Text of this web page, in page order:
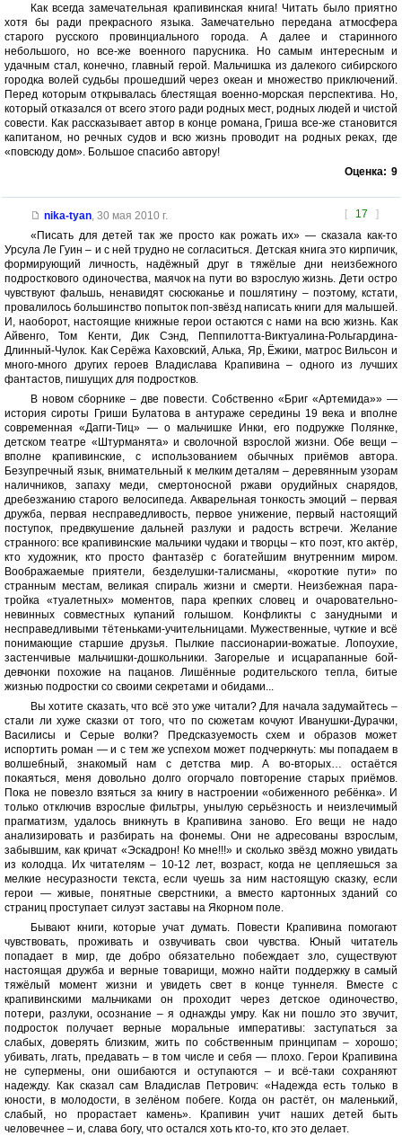
Как всегда замечательная крапивинская книга! Читать было приятно
хотя бы ради прекрасного языка. Замечательно передана атмосфера
старого русского провинциального города. А далее и старинного
небольшого, но все-же военного парусника. Но самым интересным и
удачным стал, конечно, главный герой. Мальчишка из далекого сибирского
городка волей судьбы прошедший через океан и множество приключений.
Перед которым открывалась блестящая военно-морская перспектива. Но,
который отказался от всего этого ради родных мест, родных людей и чистой
совести. Как рассказывает автор в конце романа, Гриша все-же становится
капитаном, но речных судов и всю жизнь проводит на родных реках, где
«повсюду дом». Большое спасибо автору!
Оценка: 9
[ 17 ]
nika-tyan, 30 мая 2010 г.
«Писать для детей так же просто как рожать их» — сказала как-то
Урсула Ле Гуин – и с ней трудно не согласиться. Детская книга это кирпичик,
формирующий личность, надёжный друг в тяжёлые дни неизбежного
подросткового одиночества, маячок на пути во взрослую жизнь. Дети остро
чувствуют фальшь, ненавидят сюсюканье и пошлятину – поэтому, кстати,
провалилось большинство попыток поп-звёзд написать книги для малышей.
И, наоборот, настоящие книжные герои остаются с нами на всю жизнь. Как
Айвенго, Том Кенти, Дик Сэнд, Пеппилотта-Виктуалина-Рольгардина-
Длинный-Чулок. Как Серёжа Каховский, Алька, Яр, Ёжики, матрос Вильсон и
много-много других героев Владислава Крапивина – одного из лучших
фантастов, пишущих для подростков.
В новом сборнике – две повести. Собственно «Бриг «Артемида»» —
история сироты Гриши Булатова в антураже середины 19 века и вполне
современная «Дагги-Тиц» — о мальчишке Инки, его подружке Полянке,
детском театре «Штурманята» и сволочной взрослой жизни. Обе вещи –
вполне крапивинские, с использованием обычных приёмов автора.
Безупречный язык, внимательный к мелким деталям – деревянным узорам
наличников, запаху меди, смертоносной ржави орудийных снарядов,
дребезжанию старого велосипеда. Акварельная тонкость эмоций – первая
дружба, первая несправедливость, первое унижение, первый настоящий
поступок, предвкушение дальней разлуки и радость встречи. Желание
странного: все крапивинские мальчики чудаки и творцы – кто поэт, кто актёр,
кто художник, кто просто фантазёр с богатейшим внутренним миром.
Воображаемые приятели, безделушки-талисманы, «короткие пути» по
странным местам, великая спираль жизни и смерти. Неизбежная пара-
тройка «туалетных» моментов, пара крепких словец и очаровательно-
невинных совместных купаний голышом. Конфликты с занудными и
несправедливыми тётеньками-учительницами. Мужественные, чуткие и всё
понимающие старшие друзья. Пылкие пассионарии-вожатые. Лопоухие,
застенчивые мальчишки-дошкольники. Загорелые и исцарапанные бой-
девчонки похожие на пацанов. Лишённые родительского тепла, битые
жизнью подростки со своими секретами и обидами...
Вы хотите сказать, что всё это уже читали? Для начала задумайтесь –
стали ли хуже сказки от того, что по сюжетам кочуют Иванушки-Дурачки,
Василисы и Серые волки? Предсказуемость схем и образов может
испортить роман — и с тем же успехом может подчеркнуть: мы попадаем в
волшебный, знакомый нам с детства мир. А во-вторых… остаётся
покаяться, меня довольно долго огорчало повторение старых приёмов.
Пока не повезло взяться за книгу в настроении «обиженного ребёнка». И
только отключив взрослые фильтры, унылую серьёзность и неизлечимый
прагматизм, удалось вникнуть в Крапивина заново. Его вещи не надо
анализировать и разбирать на фонемы. Они не адресованы взрослым,
забывшим, как кричат «Эскадрон! Ко мне!!!» и сколько звёзд можно увидать
из колодца. Их читателям – 10-12 лет, возраст, когда не цепляешься за
мелкие несуразности текста, если чуешь за ним настоящую сказку, если
герои — живые, понятные сверстники, а вместо картонных зданий со
страниц проступает силуэт заставы на Якорном поле.
Бывают книги, которые учат думать. Повести Крапивина помогают
чувствовать, проживать и озвучивать свои чувства. Юный читатель
попадает в мир, где добро обязательно побеждает зло, существуют
настоящая дружба и верные товарищи, можно найти поддержку в самый
тяжёлый момент жизни и увидеть свет в конце туннеля. Вместе с
крапивинскими мальчиками он проходит через детское одиночество,
потери, разлуки, осознание – я однажды умру. Как ни пошло это звучит,
подросток получает верные моральные императивы: заступаться за
слабых, доверять близким, жить по собственным принципам – хорошо;
убивать, лгать, предавать – в том числе и себя — плохо. Герои Крапивина
не супермены, они ошибаются и оступаются – и всё-таки сохраняют
надежду. Как сказал сам Владислав Петрович: «Надежда есть только в
юности, в молодости, в зелёном побеге. Когда он растёт, он маленький,
слабый, но прорастает камень». Крапивин учит наших детей быть
человечнее – и, слава богу, что остался хоть кто-то, кто это делает.